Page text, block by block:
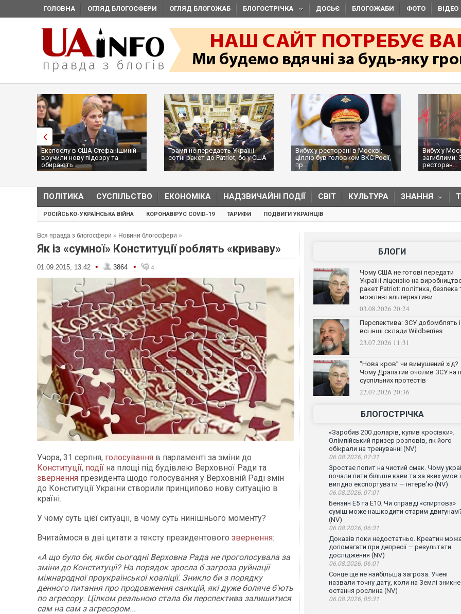
ГОЛОВНА ОГЛЯД БЛОГОСФЕРИ ОГЛЯД БЛОГОЖАБ БЛОГОСТРІЧКА ДОСЬЄ БЛОГОЖАБИ ФОТО ВІДЕО
Експослу в США Стефанішиній
вручили нову підозру та
обирають...
Трамп не передасть Україні
сотні ракет до Patriot, бо у США
...
Вибух у ресторані в Москві:
ціллю був головком ВКС Росії,
пр...
Вибух у
загиблими:
ресторан...
ПОЛІТИКА СУСПІЛЬСТВО ЕКОНОМІКА НАДЗВИЧАЙНІ ПОДІЇ СВІТ КУЛЬТУРА ЗНАННЯ
РОСІЙСЬКО-УКРАЇНСЬКА ВІЙНА КОРОНАВІРУС COVID-19 ТАРИФИ ПОДВИГИ УКРАЇНЦІВ
Вся правда з блогосфери » Новини блогосфери »
Як із «сумної» Конституції роблять «криваву»
01.09.2015, 13:42 • 3864 • 4
Учора, 31 серпня, голосування в парламенті за зміни до
Конституції, події на площі під будівлею Верховної Ради та
звернення президента щодо голосування у Верховній Раді змін
до Конституції України створили принципово нову ситуацію в
країні.
У чому суть цієї ситуації, в чому суть нинішнього моменту?
Вчитаймося в дві цитати з тексту президентового звернення:
«А що було би, якби сьогодні Верховна Рада не проголосувала за
зміни до Конституції? На порядок зросла б загроза руйнації
міжнародної проукраїнської коаліції. Зникло би з порядку
денного питання про продовження санкцій, які дуже боляче б'ють
по агресору. Цілком реальною стала би перспектива залишитися
сам на сам з агресором...
БЛОГИ
Чому США не готові передати
Україні ліцензію на
ракет Patriot: політика, безпека
можливі альтернативи
03.08.2026 20:24
Перспектива: ЗСУ добомблять і
всі інші склади Wildberries
23.07.2026 11:31
“Нова кров” чи вимушений хід?
Чому Драпатий очолив ЗСУ на
суспільних протестів
22.07.2026 20:36
БЛОГОСТРІЧКА
«Заробив 200 доларів, купив кросівки».
Олімпійський призер розповів, як його
обікрали на тренуванні (NV)
06.08.2026, 07:31
Зростає попит на чистий смак. Чому
почали пити більше кави та за яких умов
вигідно експортувати — інтерв'ю (NV)
06.08.2026, 07:01
Бензин Е5 та Е10. Чи справді «спиртова»
суміш може нашкодити старим
(NV)
06.08.2026, 06:31
Доказів поки недостатньо. Креатин
допомагати при депресії — результати
дослідження (NV)
06.08.2026, 06:01
Сонце ще не найбільша загроза. Учені
назвали точну дату, коли на Землі зникне
остання рослина (NV)
06.08.2026, 05:31